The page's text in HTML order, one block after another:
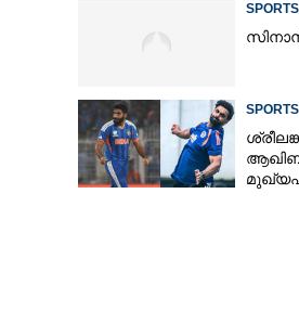
SPORTS
SPORTS